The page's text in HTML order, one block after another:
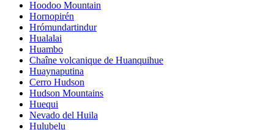
Hoodoo Mountain
Hornopirén
Hrómundartindur
Hualalai
Huambo
Chaîne volcanique de Huanquihue
Huaynaputina
Cerro Hudson
Hudson Mountains
Huequi
Nevado del Huila
Hulubelu